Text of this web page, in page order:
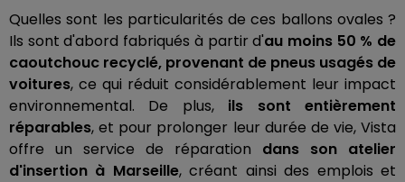
Quelles sont les particularités de ces ballons ovales ?
Ils sont d'abord fabriqués à partir d'au moins 50 % de
caoutchouc recyclé, provenant de pneus usagés de
voitures, ce qui réduit considérablement leur impact
environnemental. De plus,ils sont entièrement
réparables, et pour prolonger leur durée de vie, Vista
offre un service de réparation dans son atelier
d'insertion à Marseille, créant ainsi des emplois et